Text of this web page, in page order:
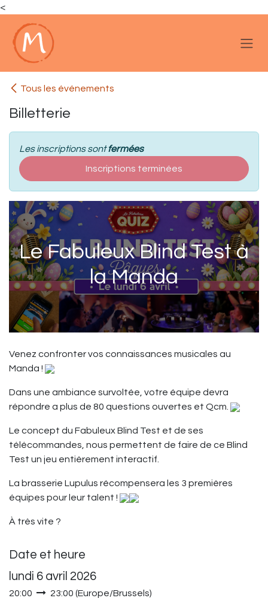
<
Tous les événements
Billetterie
Les inscriptions sontfermées
Inscriptions terminées
Le Fabuleux Blind Test à
la Manda
Venez confronter vos connaissances musicales au
Manda !
Dans une ambiance survoltée, votre équipe devra
répondre a plus de 80 questions ouvertes et Qcm.
Le concept du Fabuleux Blind Test et de ses
télécommandes, nous permettent de faire de ce Blind
Test un jeu entièrement interactif.
La brasserie Lupulus récompensera les 3 premières
équipes pour leur talent !
À très vite ?
Date et heure
lundi 6 avril 2026
20:00 23:00 (Europe/Brussels)